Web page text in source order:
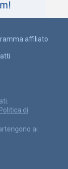
affiliato
Politica di
ai